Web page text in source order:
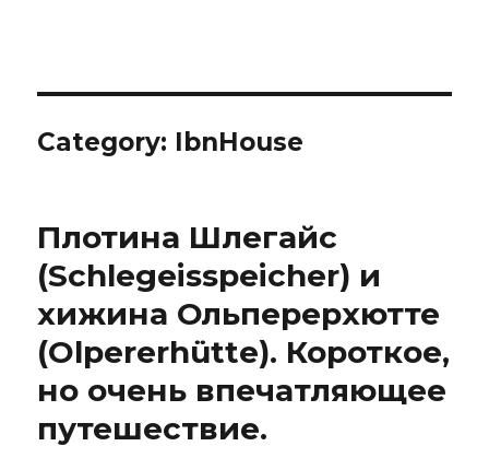
Category: IbnHouse
Плотина Шлегайс
(Schlegeisspeicher) и
хижина Ольперерхютте
(Olpererhütte). Короткое,
но очень впечатляющее
путешествие.